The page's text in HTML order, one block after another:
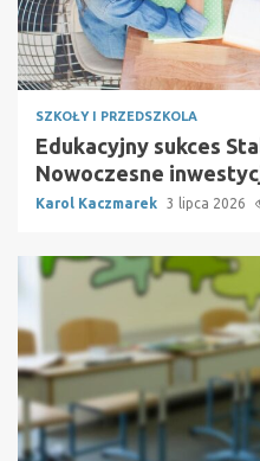
SZKOŁY I PRZEDSZKOLA
Edukacyjny sukces
Nowoczesne
Karol Kaczmarek 3 lipca 2026